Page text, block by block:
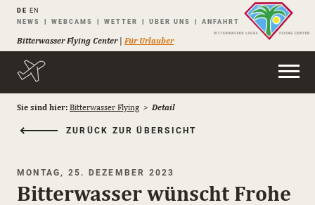
Bitterwasser Flying Center| Für Urlauber
Navigation
NEWS WEBCAMS WETTER ÜBER UNS ANFAHRT
DE EN
Sie sind hier: Bitterwasser Flying Detail
ZURÜCK ZUR ÜBERSICHT
MONTAG, 25. DEZEMBER 2023
Bitterwasser wünscht Frohe